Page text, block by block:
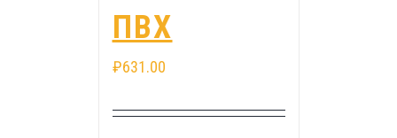
ПВХ
₽631.00